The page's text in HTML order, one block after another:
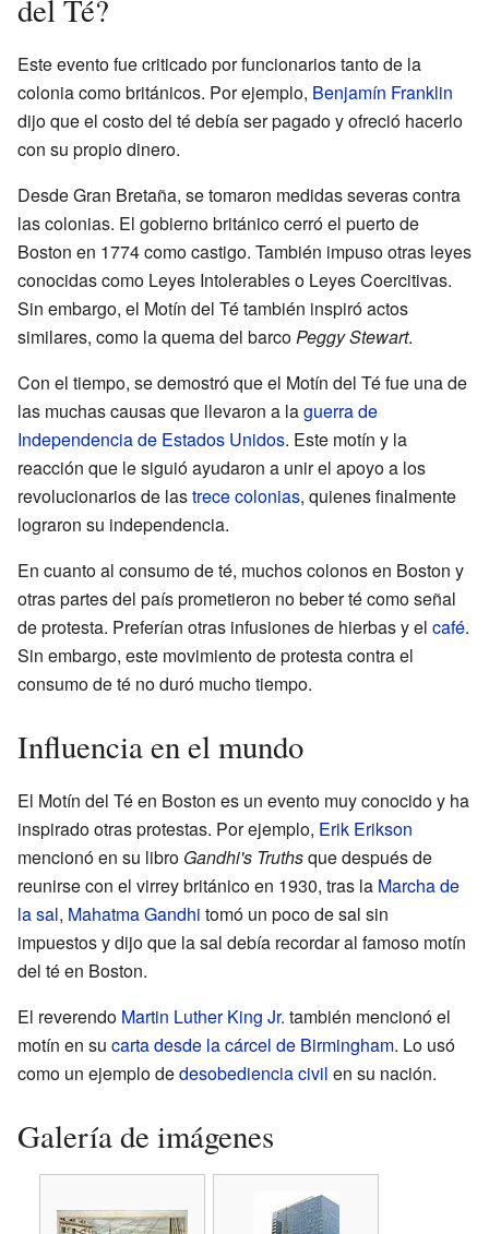
del Té?
Este evento fue criticado por funcionarios tanto de la
colonia como británicos. Por ejemplo, Benjamín Franklin
dijo que el costo del té debía ser pagado y ofreció hacerlo
con su propio dinero.
Desde Gran Bretaña, se tomaron medidas severas contra
las colonias. El gobierno británico cerró el puerto de
Boston en 1774 como castigo. También impuso otras leyes
conocidas como Leyes Intolerables o Leyes Coercitivas.
Sin embargo, el Motín del Té también inspiró actos
similares, como la quema del barcoPeggy Stewart.
Con el tiempo, se demostró que el Motín del Té fue una de
las muchas causas que llevaron a laguerra de
Independencia de Estados Unidos. Este motín y la
reacción que le siguió ayudaron a unir el apoyo a los
revolucionarios de lastrece colonias, quienes finalmente
lograron su independencia.
En cuanto al consumo de té, muchos colonos en Boston y
otras partes del país prometieron no beber té como señal
de protesta. Preferían otras infusiones de hierbas y el café.
Sin embargo, este movimiento de protesta contra el
consumo de té no duró mucho tiempo.
Influencia en el mundo
El Motín del Té en Boston es un evento muy conocido y ha
inspirado otras protestas. Por ejemplo, Erik Erikson
mencionó en su libro Gandhi's Truthsque después de
reunirse con el virrey británico en 1930, tras la Marcha de
la sal, Mahatma Gandhi tomó un poco de sal sin
impuestos y dijo que la sal debía recordar al famoso motín
del té en Boston.
El reverendo Martin Luther King Jr. también mencionó el
motín en su carta desde la cárcel de Birmingham. Lo usó
como un ejemplo dedesobediencia civil en su nación.
Galería de imágenes